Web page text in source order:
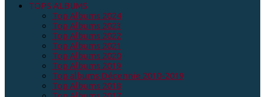
TOPS ALBUMS
Top Albums 2024
Top Albums 2023
Top Albums 2022
Top Albums 2021
Top Albums 2020
Top Albums 2019
Top albums Décennie 2010-2019
Top Albums 2018